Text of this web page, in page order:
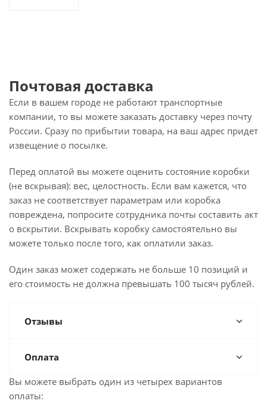
Почтовая доставка
Если в вашем городе не работают транспортные
компании, то вы можете заказать доставку через почту
России. Сразу по прибытии товара, на ваш адрес придет
извещение о посылке.
Перед оплатой вы можете оценить состояние коробки
(не вскрывая): вес, целостность. Если вам кажется, что
заказ не соответствует параметрам или коробка
повреждена, попросите сотрудника почты составить акт
о вскрытии. Вскрывать коробку самостоятельно вы
можете только после того, как оплатили заказ.
Один заказ может содержать не больше 10 позиций и
его стоимость не должна превышать 100 тысяч рублей.
Отзывы
Оплата
Вы можете выбрать один из четырех вариантов
оплаты: